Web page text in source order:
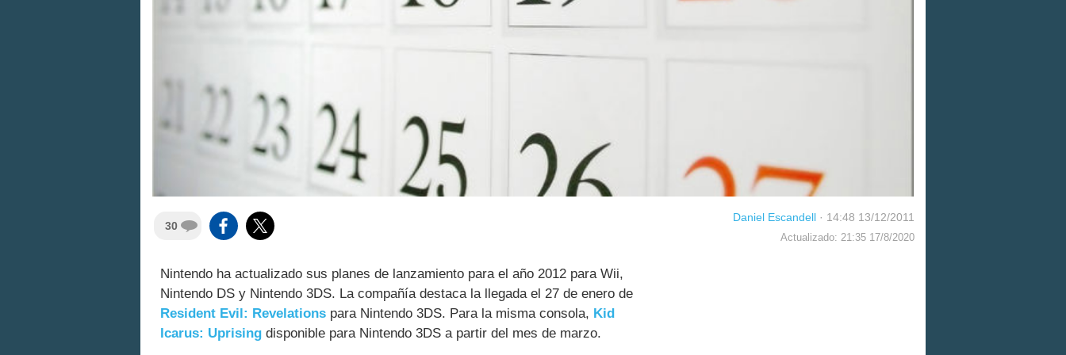
30
Daniel Escandell · 14:48 13/12/2011
Actualizado: 21:35 17/8/2020
Nintendo ha actualizado sus planes de lanzamiento para el año 2012 para Wii,
Nintendo DS y Nintendo 3DS. La compañía destaca la llegada el 27 de enero de
Resident Evil: Revelations para Nintendo 3DS. Para la misma consola, Kid
Icarus: Uprising disponible para Nintendo 3DS a partir del mes de marzo.